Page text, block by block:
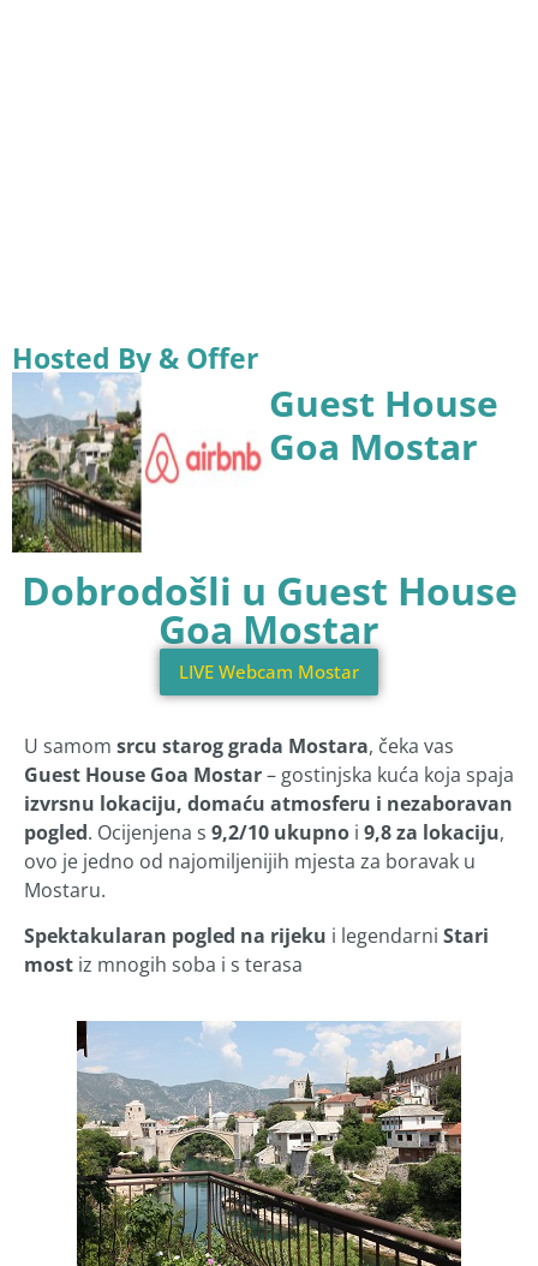
Hosted By & Offer
Guest House
Goa Mostar
Dobrodošli u Guest House
Goa Mostar
LIVE Webcam Mostar
U samom srcu starog grada Mostara, čeka vas
Guest House Goa Mostar– gostinjska kuća koja spaja
izvrsnu lokaciju, domaću atmosferu i nezaboravan
pogled. Ocijenjena s 9,2/10 ukupno i 9,8 za lokaciju,
ovo je jedno od najomiljenijih mjesta za boravak u
Mostaru.
Spektakularan pogled na rijeku i legendarni Stari
most iz mnogih soba i s terasa